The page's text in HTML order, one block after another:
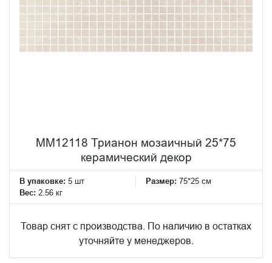
MM12118 Трианон мозаичный 25*75
керамический декор
В упаковке: 5 шт Размер: 75*25 см
Вес: 2.56 кг
Товар снят с производства. По наличию в остатках
уточняйте у менеджеров.